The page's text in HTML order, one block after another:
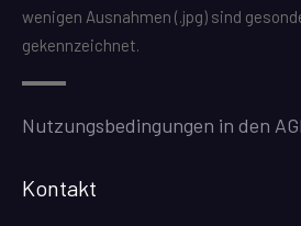
wenigen Ausnahmen (.jpg) sind
gekennzeichnet.
Nutzungsbedingungen in den
Kontakt